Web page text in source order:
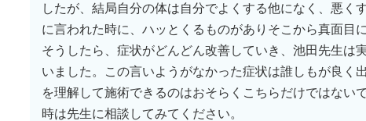
したが、結局自分の体は自分でよくする他になく、悪く
に言われた時に、ハッとくるものがありそこから真面目
そうしたら、症状がどんどん改善していき、池田先生は
いました。この言いようがなかった症状は誰しもが良く
を理解して施術できるのはおそらくこちらだけではない
時は先生に相談してみてください。